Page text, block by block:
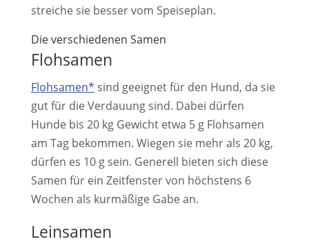
streiche sie besser vom Speiseplan.
Die verschiedenen Samen
Flohsamen
Flohsamen* sind geeignet für den Hund, da sie
gut für die Verdauung sind. Dabei dürfen
Hunde bis 20 kg Gewicht etwa 5 g Flohsamen
am Tag bekommen. Wiegen sie mehr als 20 kg,
dürfen es 10 g sein. Generell bieten sich diese
Samen für ein Zeitfenster von höchstens 6
Wochen als kurmäßige Gabe an.
Leinsamen